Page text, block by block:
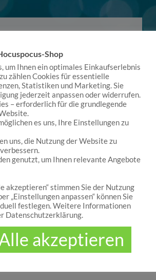
um einen kleinen Laden, der einen
(…) Dann hat er eine Fülle von
könnte sich stundenlang dort
ist der Laden sehr vielfältig.
ausgesuchtem Spielzeug (auch
Produkten), gibt es zum Beispiel
von Künstlern (Schmuck) oder
Kostüme.
Shop
um Ihnen ein optimales Einkaufserlebnis
zählen Cookies für essentielle
Statistiken und Marketing. Sie
jederzeit anpassen oder widerrufen.
– erforderlich für die grundlegende
es uns, Ihre Einstellungen zu
uns, die Nutzung der Website zu
genutzt, um Ihnen relevante Angebote
akzeptieren“ stimmen Sie der Nutzung
„Einstellungen anpassen“ können Sie
festlegen. Weitere Informationen
Datenschutzerklärung.
akzeptieren